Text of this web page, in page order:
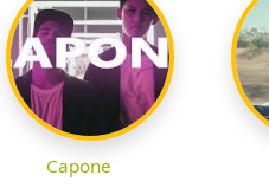
Capone